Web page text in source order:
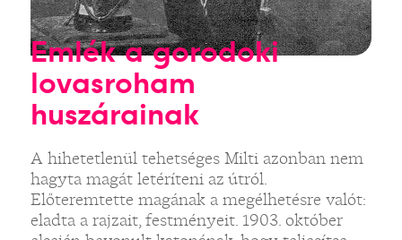
Emlék a gorodoki
lovasroham
huszárainak
A hihetetlenül tehetséges Milti azonban nem
hagyta magát letéríteni az útról.
Előteremtette magának a megélhetésre valót:
eladta a rajzait, festményeit. 1903. október